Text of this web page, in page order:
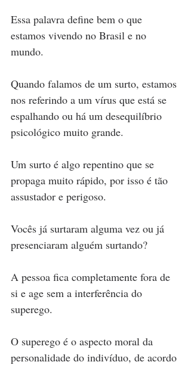
Essa palavra define bem o que
estamos vivendo no Brasil e no
mundo.
Quando falamos de um surto, estamos
nos referindo a um vírus que está se
espalhando ou há um desequilíbrio
psicológico muito grande.
Um surto é algo repentino que se
propaga muito rápido, por isso é tão
assustador e perigoso.
Vocês já surtaram alguma vez ou já
presenciaram alguém surtando?
A pessoa fica completamente fora de
si e age sem a interferência do
superego.
O superego é o aspecto moral da
personalidade do indivíduo, de acordo